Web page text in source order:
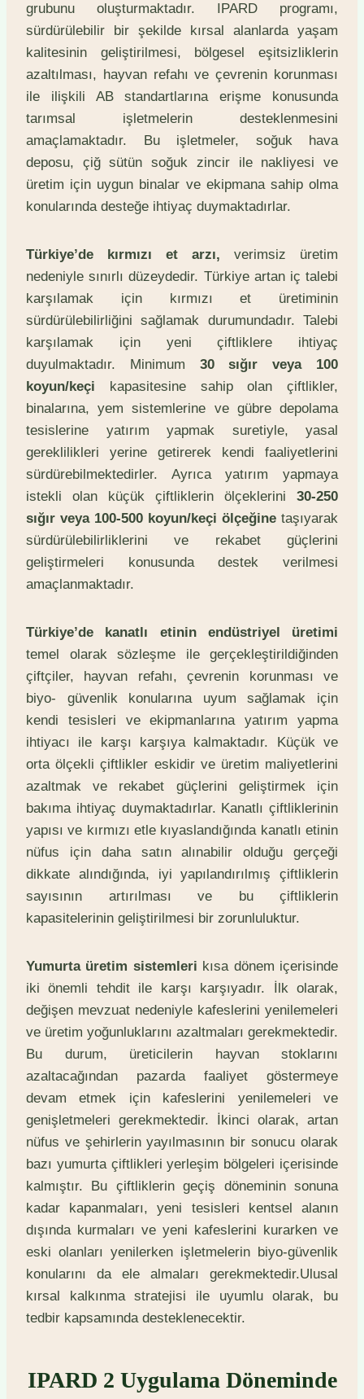
grubunu oluşturmaktadır. IPARD programı,
sürdürülebilir bir şekilde kırsal alanlarda yaşam
kalitesinin geliştirilmesi, bölgesel eşitsizliklerin
azaltılması, hayvan refahı ve çevrenin korunması
ile ilişkili AB standartlarına erişme konusunda
tarımsal işletmelerin desteklenmesini
amaçlamaktadır. Bu işletmeler, soğuk hava
deposu, çiğ sütün soğuk zincir ile nakliyesi ve
üretim için uygun binalar ve ekipmana sahip olma
konularında desteğe ihtiyaç duymaktadırlar.
Türkiye’de kırmızı et arzı, verimsiz üretim
nedeniyle sınırlı düzeydedir. Türkiye artan iç talebi
karşılamak için kırmızı et üretiminin
sürdürülebilirliğini sağlamak durumundadır. Talebi
karşılamak için yeni çiftliklere ihtiyaç
duyulmaktadır. Minimum 30 sığır veya 100
koyun/keçi kapasitesine sahip olan çiftlikler,
binalarına, yem sistemlerine ve gübre depolama
tesislerine yatırım yapmak suretiyle, yasal
gereklilikleri yerine getirerek kendi faaliyetlerini
sürdürebilmektedirler. Ayrıca yatırım yapmaya
istekli olan küçük çiftliklerin ölçeklerini 30-250
sığır veya 100-500 koyun/keçi ölçeğine taşıyarak
sürdürülebilirliklerini ve rekabet güçlerini
geliştirmeleri konusunda destek verilmesi
amaçlanmaktadır.
Türkiye’de kanatlı etinin endüstriyel üretimi
temel olarak sözleşme ile gerçekleştirildiğinden
çiftçiler, hayvan refahı, çevrenin korunması ve
biyo- güvenlik konularına uyum sağlamak için
kendi tesisleri ve ekipmanlarına yatırım yapma
ihtiyacı ile karşı karşıya kalmaktadır. Küçük ve
orta ölçekli çiftlikler eskidir ve üretim maliyetlerini
azaltmak ve rekabet güçlerini geliştirmek için
bakıma ihtiyaç duymaktadırlar. Kanatlı çiftliklerinin
yapısı ve kırmızı etle kıyaslandığında kanatlı etinin
nüfus için daha satın alınabilir olduğu gerçeği
dikkate alındığında, iyi yapılandırılmış çiftliklerin
sayısının artırılması ve bu çiftliklerin
kapasitelerinin geliştirilmesi bir zorunluluktur.
Yumurta üretim sistemleri kısa dönem içerisinde
iki önemli tehdit ile karşı karşıyadır. İlk olarak,
değişen mevzuat nedeniyle kafeslerini yenilemeleri
ve üretim yoğunluklarını azaltmaları gerekmektedir.
Bu durum, üreticilerin hayvan stoklarını
azaltacağından pazarda faaliyet göstermeye
devam etmek için kafeslerini yenilemeleri ve
genişletmeleri gerekmektedir. İkinci olarak, artan
nüfus ve şehirlerin yayılmasının bir sonucu olarak
bazı yumurta çiftlikleri yerleşim bölgeleri içerisinde
kalmıştır. Bu çiftliklerin geçiş döneminin sonuna
kadar kapanmaları, yeni tesisleri kentsel alanın
dışında kurmaları ve yeni kafeslerini kurarken ve
eski olanları yenilerken işletmelerin biyo-güvenlik
konularını da ele almaları gerekmektedir.Ulusal
kırsal kalkınma stratejisi ile uyumlu olarak, bu
tedbir kapsamında desteklenecektir.
IPARD 2 Uygulama Döneminde